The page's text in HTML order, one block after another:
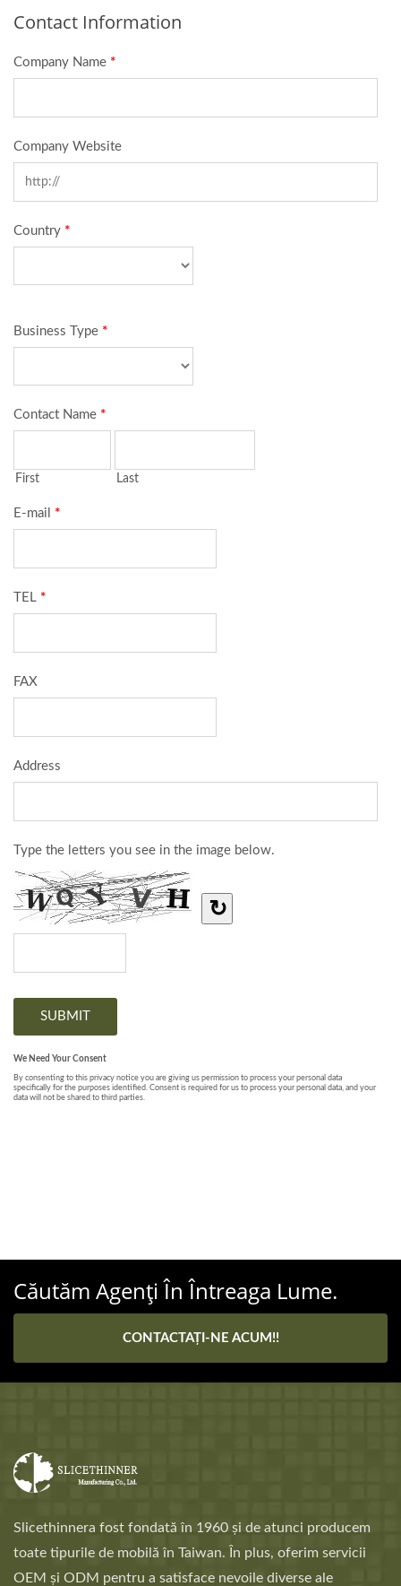
Căutăm Agenți În Întreaga Lume.
CONTACTAȚI-NE ACUM!!
Slicethinnera fost fondată în 1960 și de atunci producem
toate tipurile de mobilă în Taiwan. În plus, oferim servicii
OEM și ODM pentru a satisface nevoile diverse ale